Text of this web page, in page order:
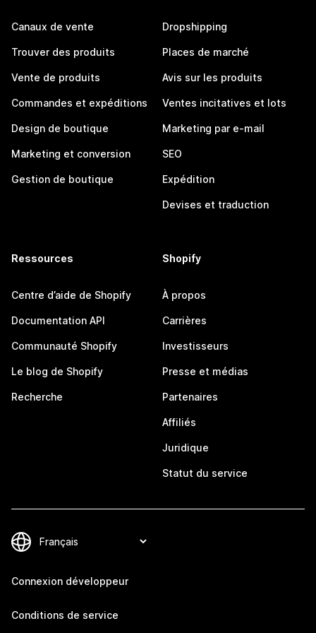
Canaux de vente
Trouver des produits
Vente de produits
Commandes et expéditions
Design de boutique
Marketing et conversion
Gestion de boutique
Dropshipping
Places de marché
Avis sur les produits
Ventes incitatives et lots
Marketing par e-mail
SEO
Expédition
Devises et traduction
Ressources
Centre d’aide de Shopify
Documentation API
Communauté Shopify
Le blog de Shopify
Recherche
Shopify
À propos
Carrières
Investisseurs
Presse et médias
Partenaires
Affiliés
Juridique
Statut du service
Connexion développeur
Conditions de service